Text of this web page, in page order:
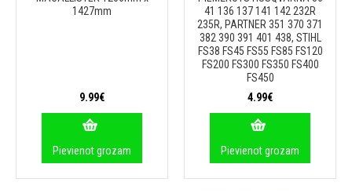
1427mm
9.99€
Pievienot grozam
41 136 137 141 142 232R
235R, PARTNER 351 370 371
382 390 391 401 438, STIHL
FS38 FS45 FS55 FS85 FS120
FS200 FS300 FS350 FS400
FS450
4.99€
Pievienot grozam